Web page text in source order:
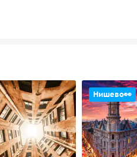
Нишево👀